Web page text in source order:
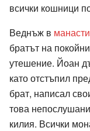
всички кошници
Веднъж в
братът на
утешение. Йоан
като отстъпил
брат, написал
това
килия. Всички